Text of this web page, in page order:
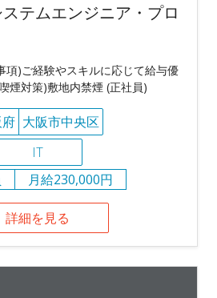
ステムエンジニア・プロ
項)ご経験やスキルに応じて給与優
煙対策)敷地内禁煙 (正社員)
大阪市中央区
IT
月給230,000円
詳細を見る